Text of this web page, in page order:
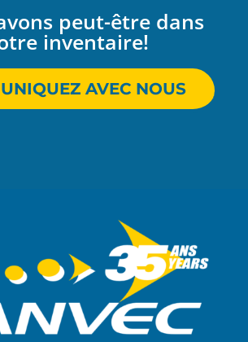
peut-être dans
inventaire!
AVEC NOUS